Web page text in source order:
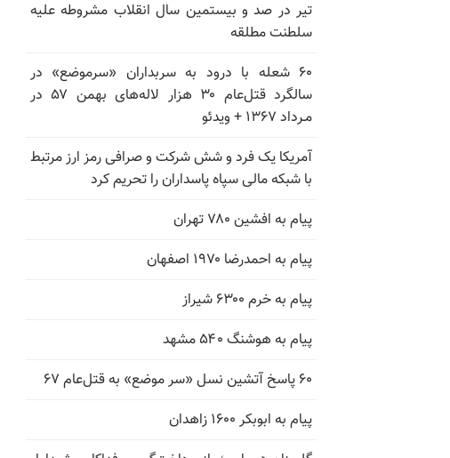
تیر در صد و بیستمین سال انقلاب مشروطه علیه
سلطنت مطلقه
۶۰ شعله با درود به سربداران «سرموضع» در
سالگرد قتل‌عام ۳۰ هزار لاله‌های بهمن ۵۷ در
مـرداد ۱۳۶۷ + ویدئو
آمریکا یک فرد و شش شرکت و صرافی رمز ارز مرتبط
با شبکه مالی سپاه پاسداران را تحریم کرد
پیام به افشین ۷۸۰ تهران
پیام به احمدرضا ۱۹۷۰ اصفهان
پیام به خرم ۶۳۰۰ شیراز
پیام به هوشنگ ۵۴۰ مشهد
۶۰ پاسخ آتشین نسل «سر موضع» به قتل‌عام ۶۷
پیام به ابوبکر ۱۶۰۰ زاهدان